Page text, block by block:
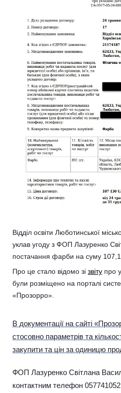
Відділ освіти Люботинської
уклав угоду з ФОП Лазуренко
постачання фарби на суму
Про це стало відомо зі звіту про
були розміщено на порталі
«Прозорро».
В документації на сайті
стосовно параметрів та
закупити та цін за одиницю
ФОП Лазуренко Світлана
контактним телефон